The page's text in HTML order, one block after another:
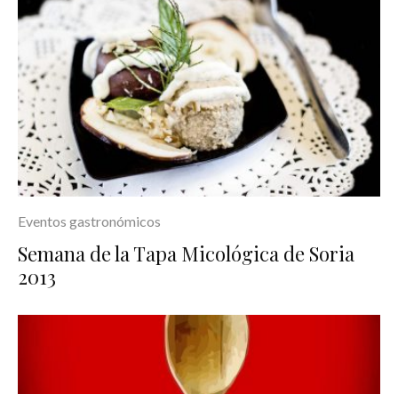
Eventos gastronómicos
Semana de la Tapa Micológica de Soria
2013